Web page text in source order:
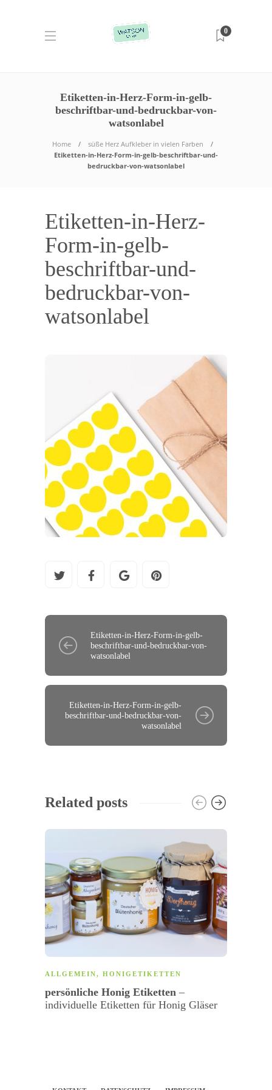
0
Etiketten-in-Herz-Form-in-gelb-
beschriftbar-und-bedruckbar-von-
watsonlabel
Home
süße Herz Aufkleber in vielen Farben
Etiketten-in-Herz-Form-in-gelb-beschriftbar-und-
bedruckbar-von-watsonlabel
Etiketten-in-Herz-
Form-in-gelb-
beschriftbar-und-
bedruckbar-von-
watsonlabel
Etiketten-in-Herz-Form-in-gelb-
beschriftbar-und-bedruckbar-von-
watsonlabel
Etiketten-in-Herz-Form-in-gelb-
beschriftbar-und-bedruckbar-von-
watsonlabel
Related posts
ALLGEMEIN, HONIGETIKETTEN
persönliche Honig Etiketten –
individuelle Etiketten für Honig Gläser